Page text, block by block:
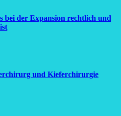
bei der Expansion rechtlich und
und Kieferchirurgie